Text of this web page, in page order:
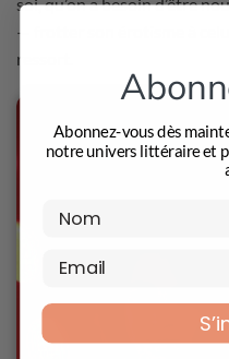
soi, qu’on a besoin d’être
— frotter son érotisme à
ressort.
Abonnez-vous dès
notre univers littéraire et